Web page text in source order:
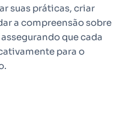
suas práticas, criar
a compreensão sobre
que cada
para o